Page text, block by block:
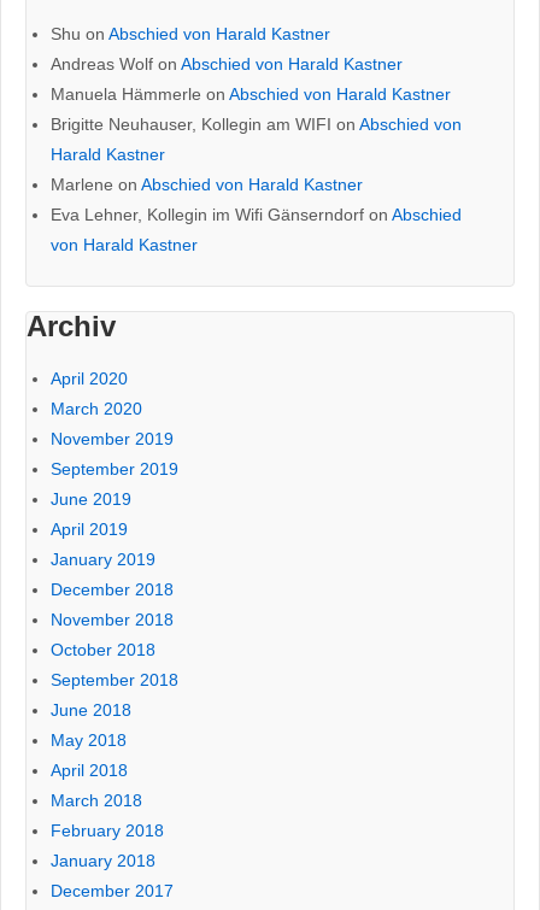
Shu on Abschied von Harald Kastner
Andreas Wolf on Abschied von Harald Kastner
Manuela Hämmerle on Abschied von Harald Kastner
Brigitte Neuhauser, Kollegin am WIFI on Abschied von
Harald Kastner
Marlene on Abschied von Harald Kastner
Eva Lehner, Kollegin im Wifi Gänserndorf on Abschied
von Harald Kastner
Archiv
April 2020
March 2020
November 2019
September 2019
June 2019
April 2019
January 2019
December 2018
November 2018
October 2018
September 2018
June 2018
May 2018
April 2018
March 2018
February 2018
January 2018
December 2017